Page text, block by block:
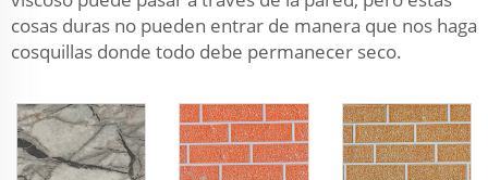
cosas duras no pueden entrar de manera que nos haga
cosquillas donde todo debe permanecer seco.